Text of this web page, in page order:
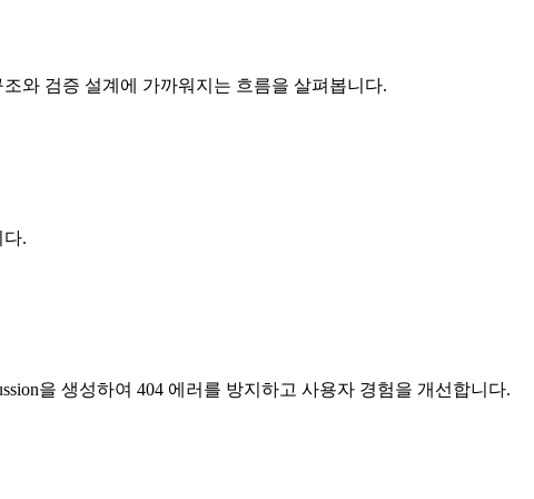
와 검증 설계에 가까워지는 흐름을 살펴봅니다.
다.
을 생성하여 404 에러를 방지하고 사용자 경험을 개선합니다.